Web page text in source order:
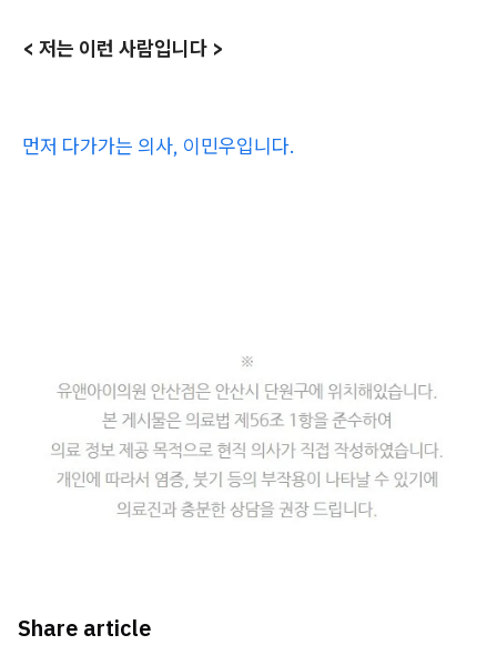
< 저는 이런 사람입니다 >
먼저 다가가는 의사, 이민우입니다.
Share article